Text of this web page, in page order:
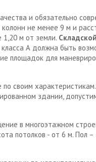
и обязательно
колонн не менее 9 м и
1,20 м от земли.
А должна быть
площадок для
по своим
здании,
в многоэтажном
потолков - от 6 м. Пол